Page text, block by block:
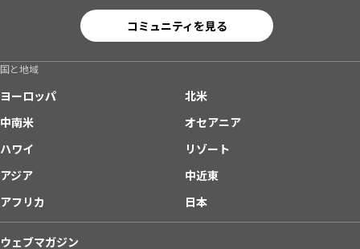
コミュニティを見る
国と地域
ヨーロッパ
北米
中南米
オセアニア
ハワイ
リゾート
アジア
中近東
アフリカ
日本
ウェブマガジン